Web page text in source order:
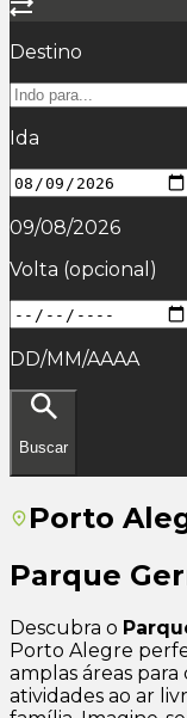
Destino
Ida
09/08/2026
Volta (opcional)
DD/MM/AAAA
Buscar
Porto
Parque
Descubra o
Porto Alegre
amplas áreas
atividades ao ar